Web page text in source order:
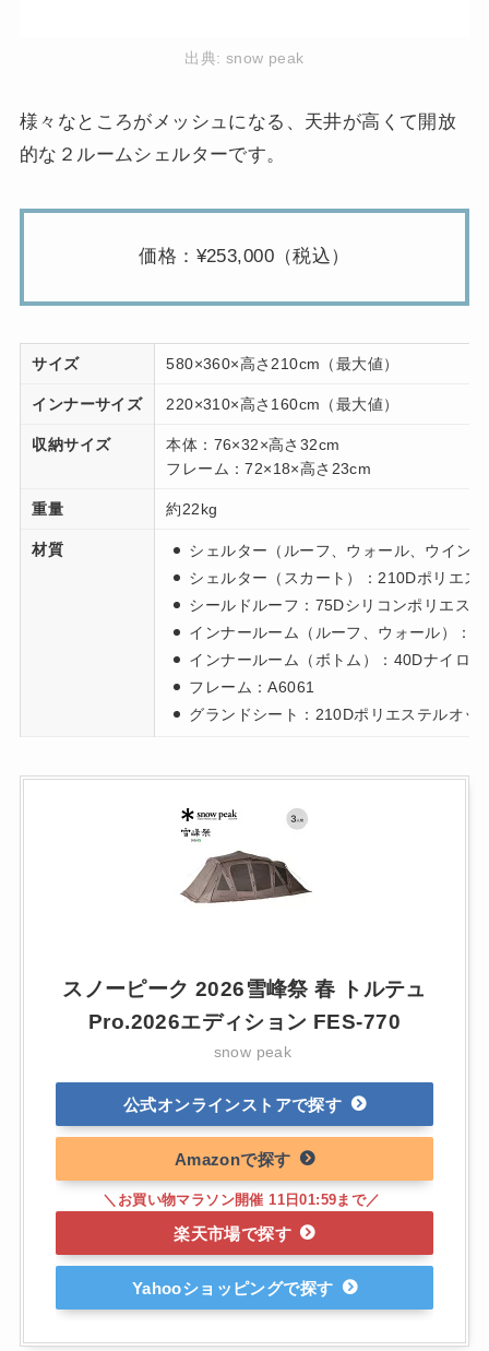
出典: snow peak
様々なところがメッシュになる、天井が高くて開放
的な２ルームシェルターです。
価格：¥253,000（税込）
サイズ 580×360×高さ210cm（最大値）
インナーサイズ 220×310×高さ160cm（最大値）
収納サイズ
本体：76×32×高さ32cm
フレーム：72×18×高さ23cm
重量 約22kg
材質
シェルター（ルーフ、ウォール、ウイン
シェルター（スカート）：210Dポリエ
シールドルーフ：75Dシリコンポリエス
インナールーム（ルーフ、ウォール）：
インナールーム（ボトム）：40Dナイロ
フレーム：A6061
グランドシート：210Dポリエステルオ
スノーピーク 2026雪峰祭 春 トルテュ
Pro.2026エディション FES-770
snow peak
公式オンラインストア
Amazon
楽天市場
Yahooショッピング